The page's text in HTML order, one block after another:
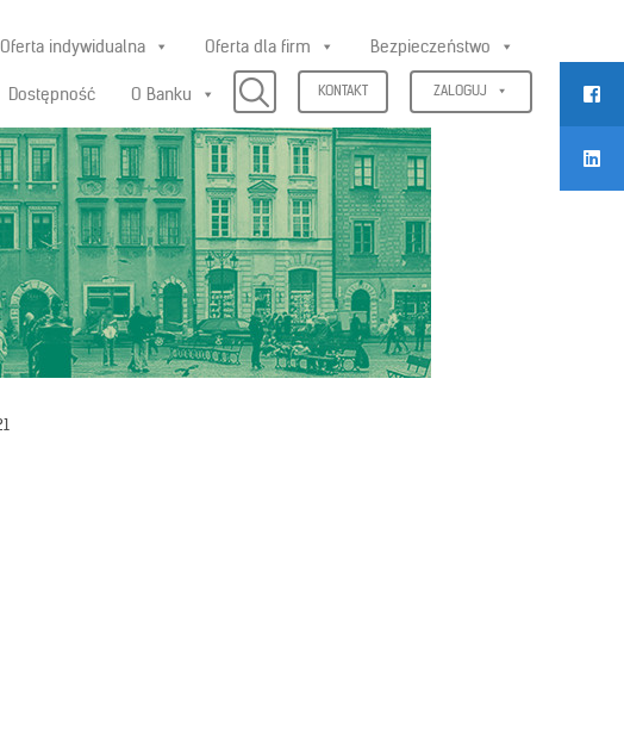
Oferta indywidualna Oferta dla firm Bezpieczeństwo
Dostępność O Banku KONTAKT ZALOGUJ